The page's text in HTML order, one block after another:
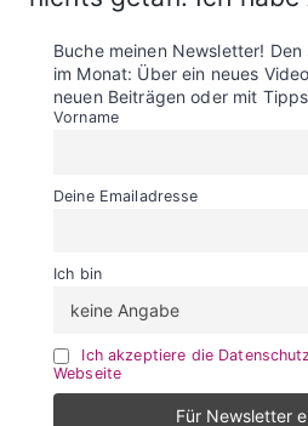
Buche meinen Newsletter!
im Monat: Über ein neues
neuen Beiträgen oder mit
Vorname
Deine Emailadresse
Ich bin
Ich akzeptiere die
Webseite